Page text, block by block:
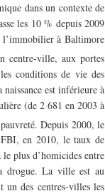
dans un contexte de
les 10 % depuis 2009
l’immobilier à Baltimore
centre-ville, aux portes
conditions de vie des
naissance est inférieure à
(de 2 681 en 2003 à
Depuis 2000, le
en 2010, le taux de
plus d’homicides entre
drogue. La ville est au
un des centres-villes les